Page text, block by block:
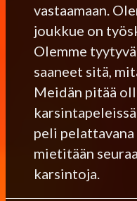
vastaamaan.
joukkue on
Olemme
saaneet sitä,
Meidän pitää
peli pelattavana
mietitään
karsintoja.